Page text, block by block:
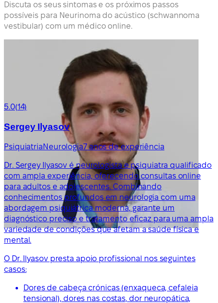
Discuta os seus sintomas e os próximos passos
possíveis para Neurinoma do acústico (schwannoma
vestibular) com um médico online.
5.0(14)
Sergey Ilyasov
PsiquiatriaNeurologia7 anos de experiência
Dr. Sergey Ilyasov é neurologista e psiquiatra qualificado
com ampla experiência, oferecendo consultas online
para adultos e adolescentes. Combinando
conhecimentos profundos em neurologia com uma
abordagem psiquiátrica moderna, garante um
diagnóstico preciso e tratamento eficaz para uma ampla
variedade de condições que afetam a saúde física e
mental.
O Dr. Ilyasov presta apoio profissional nos seguintes
casos:
Dores de cabeça crónicas (enxaqueca, cefaleia
tensional), dores nas costas, dor neuropática,